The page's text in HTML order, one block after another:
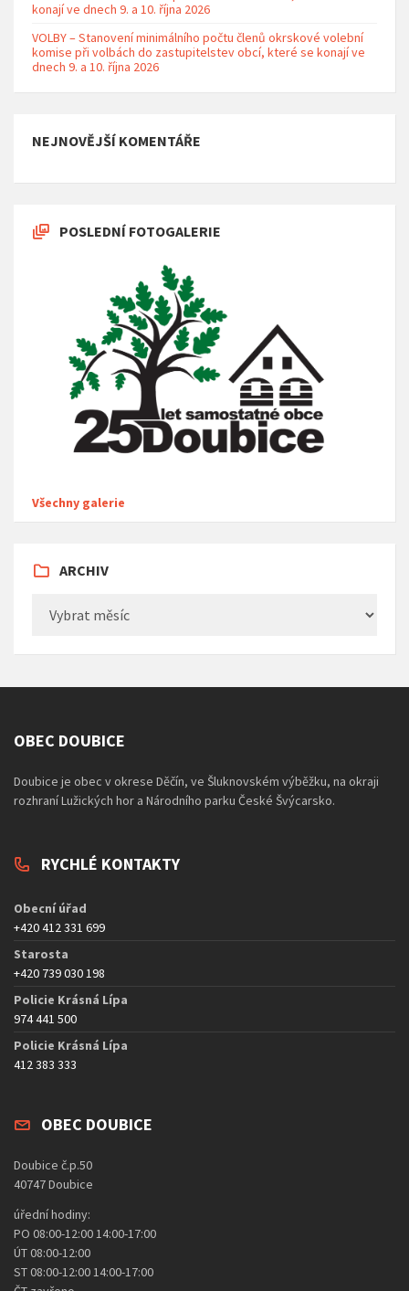
konají ve dnech 9. a 10. října 2026
VOLBY – Stanovení minimálního počtu členů okrskové volební
komise při volbách do zastupitelstev obcí, které se konají ve
dnech 9. a 10. října 2026
NEJNOVĚJŠÍ KOMENTÁŘE
POSLEDNÍ FOTOGALERIE
Všechny galerie
ARCHIV
OBEC DOUBICE
Doubice je obec v okrese Děčín, ve Šluknovském výběžku, na okraji
rozhraní Lužických hor a Národního parku České Švýcarsko.
RYCHLÉ KONTAKTY
Obecní úřad
+420 412 331 699
Starosta
+420 739 030 198
Policie Krásná Lípa
974 441 500
Policie Krásná Lípa
412 383 333
OBEC DOUBICE
Doubice č.p.50
40747 Doubice
úřední hodiny:
PO 08:00-12:00 14:00-17:00
ÚT 08:00-12:00
ST 08:00-12:00 14:00-17:00